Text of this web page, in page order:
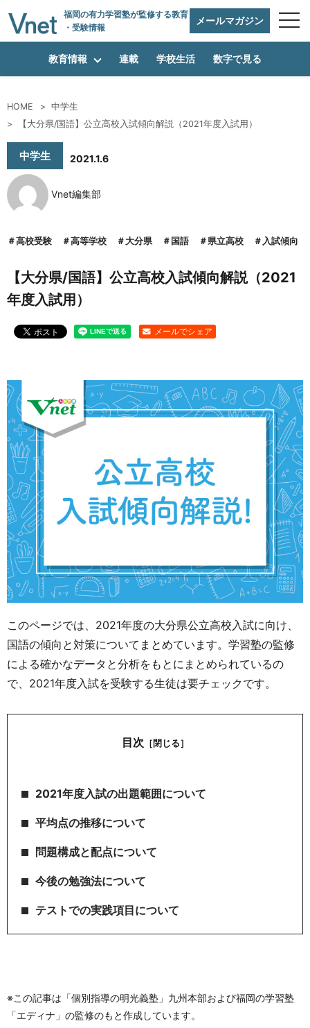
福岡の有力学習塾が監修する教育
・受験情報
メールマガジン
編集方針
vnetアライアンス企業
運営会社
プライバシーポリシー
教育情報 連載 学校生活 数字で見る
HOME
中学生
【大分県/国語】公立高校入試傾向解説（2021年度入試用）
中学生 2021.1.6
Vnet編集部
高校受験 高等学校 大分県 国語 県立高校 入試傾向
【大分県/国語】公立高校入試傾向解説（2021
年度入試用）
メールでシェア
このページでは、2021年度の大分県公立高校入試に向け、
国語の傾向と対策についてまとめています。学習塾の監修
による確かなデータと分析をもとにまとめられているの
で、2021年度入試を受験する生徒は要チェックです。
目次 ［閉じる］
2021年度入試の出題範囲について
平均点の推移について
問題構成と配点について
今後の勉強法について
テストでの実践項目について
※この記事は「個別指導の明光義塾」九州本部および福岡の学習塾
「エディナ」の監修のもと作成しています。